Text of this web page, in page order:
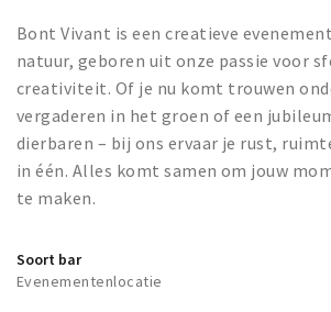
Bont Vivant is een creatieve
natuur, geboren uit onze passie voor
creativiteit. Of je nu komt trouwen
vergaderen in het groen of een
dierbaren – bij ons ervaar je rust,
in één. Alles komt samen om jouw
te maken.
Soort bar
Evenementenlocatie